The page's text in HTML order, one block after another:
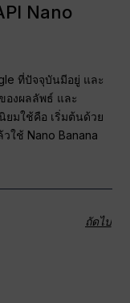
Nano
ที่ปัจจุบันมีอยู่ และ
องผลลัพธ์ และ
มใช้คือ เริ่มต้นด้วย
ใช้ Nano Banana
ถัดไป